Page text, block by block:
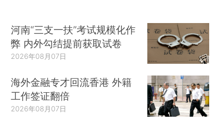
河南“三支一扶”考试规模化作
弊 内外勾结提前获取试卷
2026年08月07日
海外金融专才回流香港 外籍
工作签证翻倍
2026年08月07日